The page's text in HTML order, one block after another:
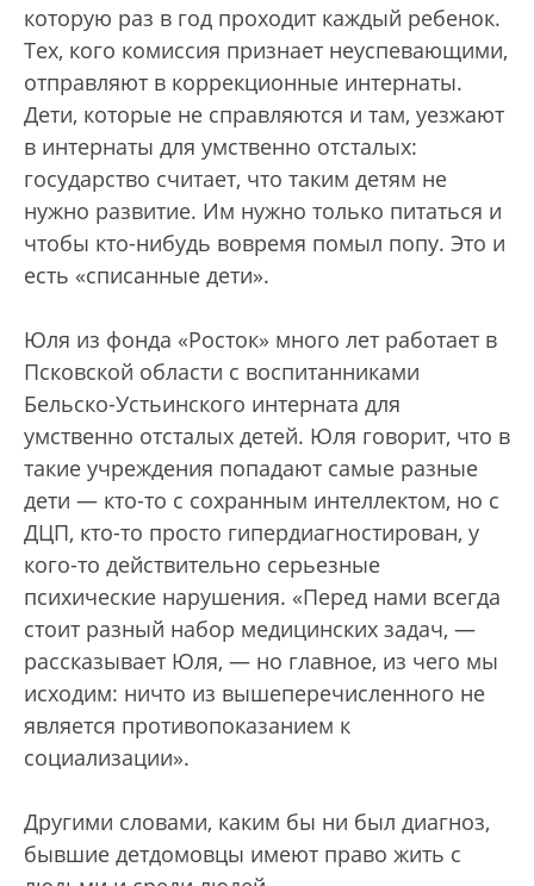
которую раз в год проходит каждый ребенок.
Тех, кого комиссия признает неуспевающими,
отправляют в коррекционные интернаты.
Дети, которые не справляются и там, уезжают
в интернаты для умственно отсталых:
государство считает, что таким детям не
нужно развитие. Им нужно только питаться и
чтобы кто-нибудь вовремя помыл попу. Это и
есть «списанные дети».
Юля из фонда «Росток» много лет работает в
Псковской области с воспитанниками
Бельско-Устьинского интерната для
умственно отсталых детей. Юля говорит, что в
такие учреждения попадают самые разные
дети — кто-то с сохранным интеллектом, но с
ДЦП, кто-то просто гипердиагностирован, у
кого-то действительно серьезные
психические нарушения. «Перед нами всегда
стоит разный набор медицинских задач, —
рассказывает Юля, — но главное, из чего мы
исходим: ничто из вышеперечисленного не
является противопоказанием к
социализации».
Другими словами, каким бы ни был диагноз,
бывшие детдомовцы имеют право жить с